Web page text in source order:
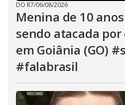
DO R7/06/08/2026
Menina de 10
sendo atacada
em Goiânia (GO)
#falabrasil